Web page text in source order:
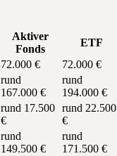
Aktiver
Fonds
ETF
72.000 €
72.000 €
rund
167.000 €
rund
194.000 €
rund 17.500
€
rund 22.500
€
rund
149.500 €
rund
171.500 €